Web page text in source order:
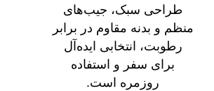
طراحی سبک، جیب‌های
منظم و بدنه مقاوم در برابر
رطوبت، انتخابی ایده‌آل
برای سفر و استفاده
روزمره است.